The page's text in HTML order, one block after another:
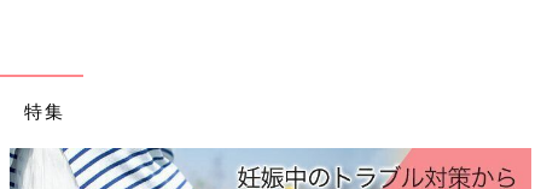
さらにもう一つオリジナルグッズをプレゼントします！１４時３
０分からの来場もご検討ください☆
※全てのプレゼントは数に限りがございます。
特集